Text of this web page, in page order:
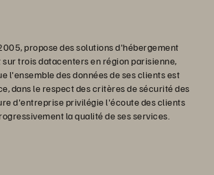
propose des solutions d'hébergement
trois datacenters en région parisienne,
l'ensemble des données de ses clients est
dans le respect des critères de sécurité des
d'entreprise privilégie l'écoute des clients
la qualité de ses services.